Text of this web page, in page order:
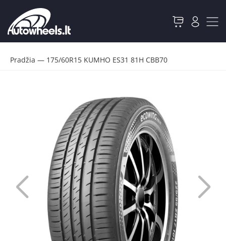
Pradžia — 175/60R15 KUMHO ES31 81H CBB70